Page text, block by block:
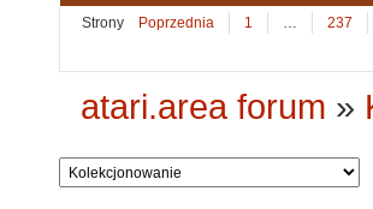
Strony Poprzednia 1 … 237
atari.area forum »